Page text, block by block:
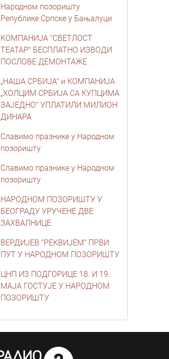
Народном позоришту
Републике Српске у Бањалуци
КОМПАНИЈА "СВЕТЛОСТ
ТЕАТАР" БЕСПЛАТНО ИЗВОДИ
ПОСЛОВЕ ДЕМОНТАЖЕ
„НАША СРБИЈА“ и КОМПАНИЈА
„ХОЛЦИМ СРБИЈА СА КУПЦИМА
ЗАЈЕДНО“ УПЛАТИЛИ МИЛИОН
ДИНАРА
Славимо празнике у Народном
позоришту
Славимо празнике у Народном
позоришту
НАРОДНОМ ПОЗОРИШТУ У
БЕОГРАДУ УРУЧЕНЕ ДВЕ
ЗАХВАЛНИЦЕ
ВЕРДИЈЕВ “РЕКВИЈЕМ” ПРВИ
ПУТ У НАРОДНОМ ПОЗОРИШТУ
ЦНП ИЗ ПОДГОРИЦЕ 18. И 19.
МАЈА ГОСТУЈЕ У НАРОДНОМ
ПОЗОРИШТУ